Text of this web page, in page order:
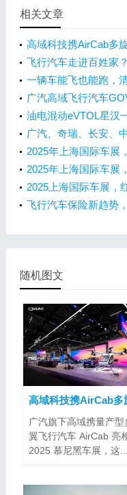
相关文章
高域科技携AirCab多
展
飞行汽车走进百姓家
场景
一辆车能飞也能跑，
营”搬来合肥
广汽高域飞行汽车
的“新星”
油电混动eVTOL星汉
时代！
广汽、奇瑞、长安、
如何抢滩飞行汽车市
2025年上海国际车展
2025年上海国际车展
2025上海国际车展，
相
飞行汽车保险新趋势
随机图文
广汽旗下高域携量产型
翼飞行汽车 AirCab 亮
2025 慕尼黑车展，这...